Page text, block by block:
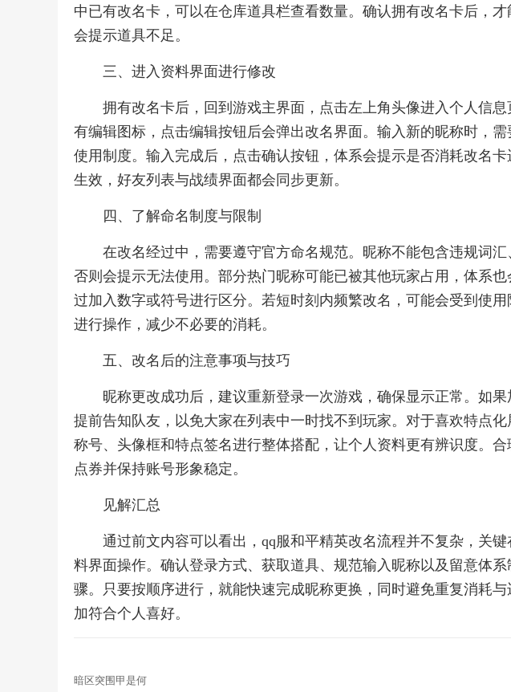
中已有改名卡，可以在仓库道具栏查看数量。确认拥有改名卡后，
会提示道具不足。
三、进入资料界面进行修改
拥有改名卡后，回到游戏主界面，点击左上角头像进入个人信
有编辑图标，点击编辑按钮后会弹出改名界面。输入新的昵称时，
使用制度。输入完成后，点击确认按钮，体系会提示是否消耗改名
生效，好友列表与战绩界面都会同步更新。
四、了解命名制度与限制
在改名经过中，需要遵守官方命名规范。昵称不能包含违规词汇
否则会提示无法使用。部分热门昵称可能已被其他玩家占用，体系
过加入数字或符号进行区分。若短时刻内频繁改名，可能会受到使
进行操作，减少不必要的消耗。
五、改名后的注意事项与技巧
昵称更改成功后，建议重新登录一次游戏，确保显示正常。如
提前告知队友，以免大家在列表中一时找不到玩家。对于喜欢特点
称号、头像框和特点签名进行整体搭配，让个人资料更有辨识度。
点券并保持账号形象稳定。
见解汇总
通过前文内容可以看出，qq服和平精英改名流程并不复杂，关
料界面操作。确认登录方式、获取道具、规范输入昵称以及留意体
骤。只要按顺序进行，就能快速完成昵称更换，同时避免重复消耗
加符合个人喜好。
暗区突围甲是何